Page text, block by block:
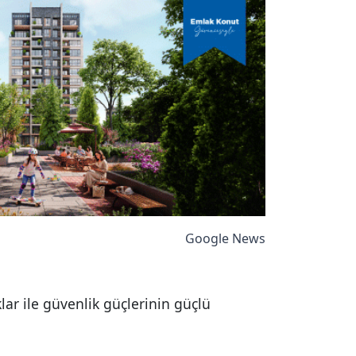
Google News
ile güvenlik güçlerinin güçlü